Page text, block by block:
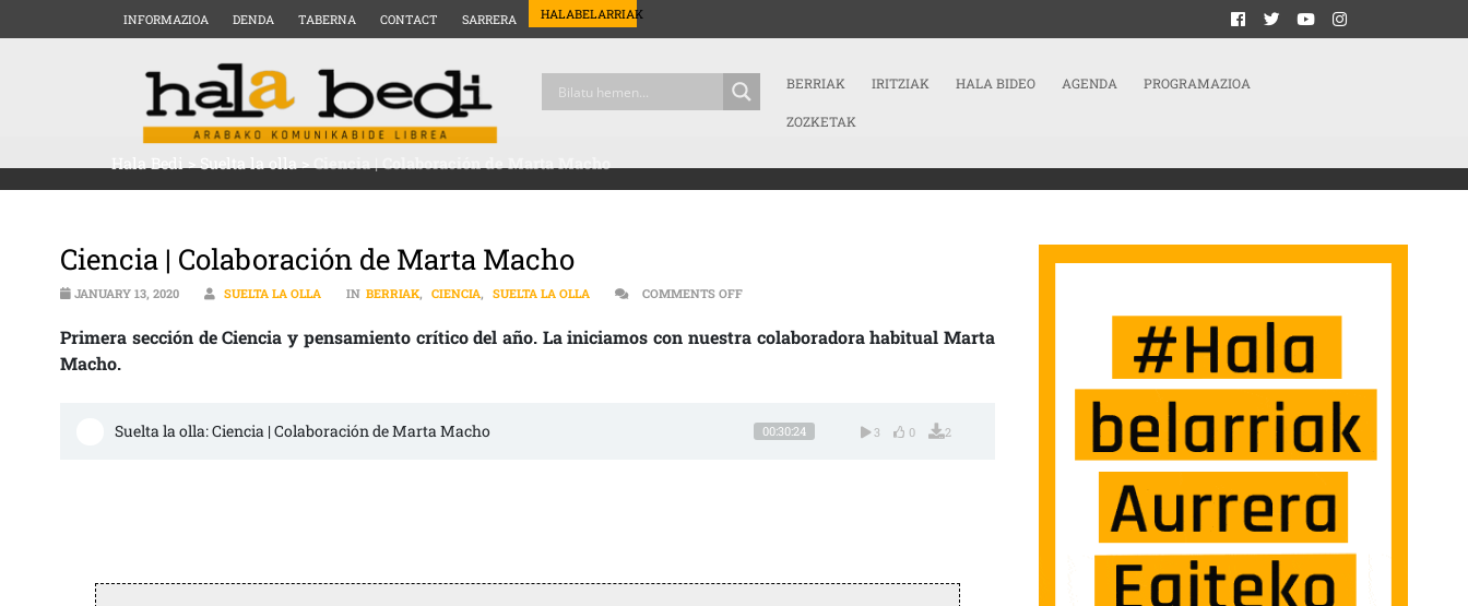
INFORMAZIOA DENDA TABERNA CONTACT SARRERA HALABELARRIAK
BERRIAK IRITZIAK HALA BIDEO AGENDA PROGRAMAZIOA
ZOZKETAK
Hala Bedi>Suelta la olla>Ciencia | Colaboración de Marta Macho
Ciencia | Colaboración de Marta Macho
JANUARY 13, 2020 SUELTA LA OLLA IN BERRIAK, CIENCIA, SUELTA LA OLLA COMMENTS OFFON CIENCIA | COLABORACIÓN DE MARTA MACHO
Primera sección de Ciencia y pensamiento crítico del año. La iniciamos con nuestra colaboradora habitual Marta
Macho.
Suelta la olla: Ciencia | Colaboración de Marta Macho 00:30:24 3 0 2